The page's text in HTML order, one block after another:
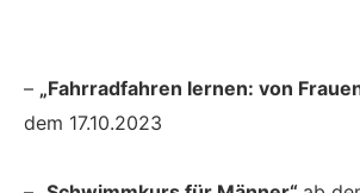
– „Fahrradfahren lernen: von
dem 17.10.2023